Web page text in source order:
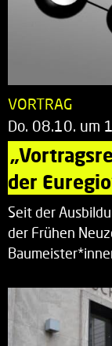
VORTRAG
Do. 08.10. um
der
Seit der
der Frühen